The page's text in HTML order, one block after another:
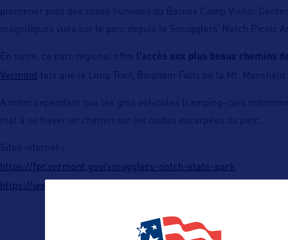
promener près des zones humides du Barnes Camp Visitor
magnifiques vues sur le parc depuis le Smugglers’ Notch Picnic
En outre, ce parc régional offre l’accès aux plus beaux chemins
Vermont tels que le Long Trail, Bingham Falls ou la Mt. Mansfield
A noter cependant que les gros véhicules (camping-cars
mal à se frayer un chemin sur les routes escarpées du parc.
Sites internet :
https://fpr.vermont.gov/smugglers-notch-state-park
https://www.vtstateparks.com/smugglers.html